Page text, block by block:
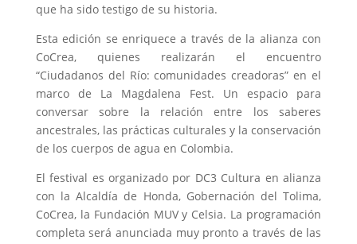
que ha sido testigo de ​s​u historia.
Esta edición se enriquece a través de la alianza con
CoCrea, quienes realizarán el encuentro
“Ciudadanos del Río: comunidades creadoras” en el
marco de La Magdalena Fest. Un espacio para
conversar sobre la relación entre los saberes
ancestrales, las prácticas culturales y la conservación
de los cuerpos de agua en Colombia.
El festival es organizado por DC3 Cultura en alianza
con la Alcaldía de Honda, Gobernación del Tolima,
CoCrea, la Fundación MUV y Celsia. La programación
completa será anunciada ​muy pronto a través de las